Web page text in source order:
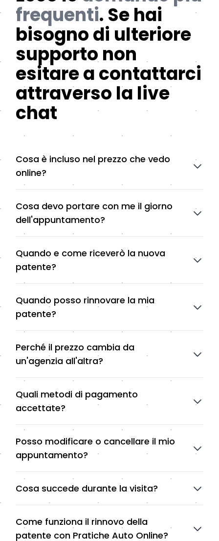
frequenti. Se hai
bisogno di ulteriore
supporto non
esitare a contattarci
attraverso la live
chat
Cosa è incluso nel prezzo che vedo
online?
Cosa devo portare con me il giorno
dell'appuntamento?
Quando e come riceverò la nuova
patente?
Quando posso rinnovare la mia
patente?
Perché il prezzo cambia da
un'agenzia all'altra?
Quali metodi di pagamento
accettate?
Posso modificare o cancellare il mio
appuntamento?
Cosa succede durante la visita?
Come funziona il rinnovo della
patente con Pratiche Auto Online?